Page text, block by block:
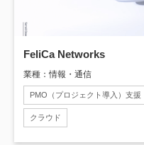
FeliCa Networks
業種：情報・通信
PMO（プロジェクト導入）支援
クラウド